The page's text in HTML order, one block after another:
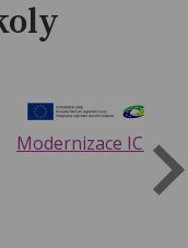
Modernizace ICT